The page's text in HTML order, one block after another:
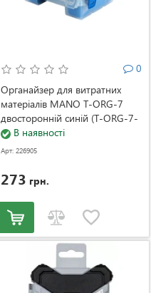
0
Органайзер для витратних
матеріалів MANO T-ORG-7
двосторонній синій (T-ORG-7-
Blue)В наявності
Арт: 226905
273 грн.